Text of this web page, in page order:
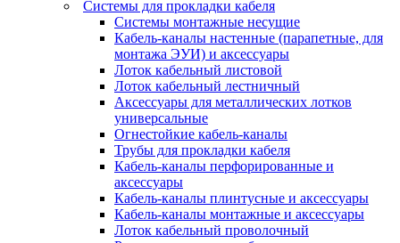
Системы для прокладки кабеля
Системы монтажные несущие
Кабель-каналы настенные (парапетные, для
монтажа ЭУИ) и аксессуары
Лоток кабельный листовой
Лоток кабельный лестничный
Аксессуары для металлических лотков
универсальные
Огнестойкие кабель-каналы
Трубы для прокладки кабеля
Кабель-каналы перфорированные и
аксессуары
Кабель-каналы плинтусные и аксессуары
Кабель-каналы монтажные и аксессуары
Лоток кабельный проволочный